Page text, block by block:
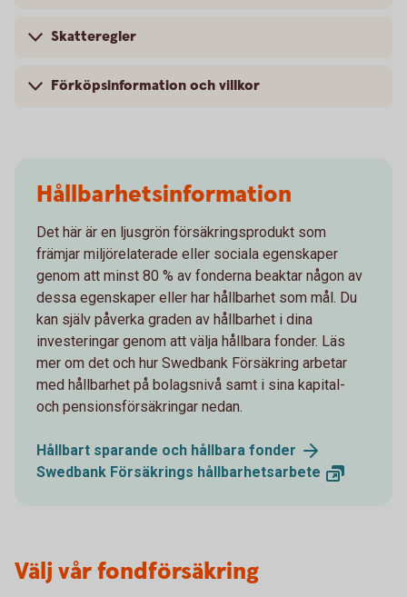
Skatteregler
Förköpsinformation och villkor
Hållbarhetsinformation
Det här är en ljusgrön försäkringsprodukt som
främjar miljörelaterade eller sociala egenskaper
genom att minst 80 % av fonderna beaktar någon av
dessa egenskaper eller har hållbarhet som mål. Du
kan själv påverka graden av hållbarhet i dina
investeringar genom att välja hållbara fonder. Läs
mer om det och hur Swedbank Försäkring arbetar
med hållbarhet på bolagsnivå samt i sina kapital-
och pensionsförsäkringar nedan.
Hållbart sparande och hållbara fonder
Swedbank Försäkrings hållbarhetsarbete
Välj vår fondförsäkring